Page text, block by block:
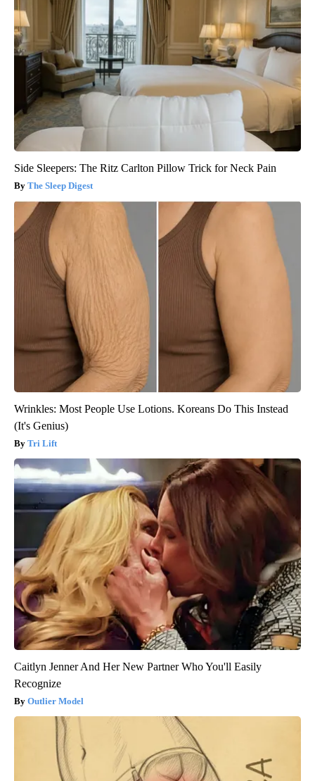
Side Sleepers: The Ritz Carlton Pillow Trick for Neck Pain
The Sleep Digest
Wrinkles: Most People Use Lotions. Koreans Do This Instead
(It's Genius)
Tri Lift
Caitlyn Jenner And Her New Partner Who You'll Easily
Recognize
Outlier Model